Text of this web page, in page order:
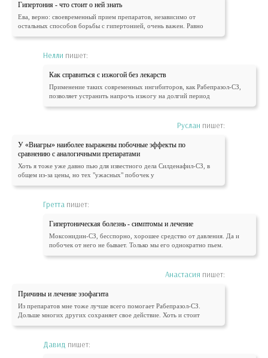
Гипертония - что стоит о ней знать
Ева, верно: своевременный прием препаратов, независимо от
остальных способов борьбы с гипертонией, очень важен. Равно
Нелли пишет:
Как справиться с изжогой без лекарств
Применение таких современных ингибиторов, как Рабепразол-СЗ,
позволяет устранить напрочь изжогу на долгий период
Руслан пишет:
У «Виагры» наиболее выражены побочные эффекты по
сравнению с аналогичными препаратами
Хоть я тоже уже давно пью для известного дела Силденафил-СЗ, в
общем из-за цены, но тех "ужасных" побочек у
Гретта пишет:
Гипертоническая болезнь - симптомы и лечение
Моксонидин-СЗ, бесспорно, хорошее средство от давления. Да и
побочек от него не бывает. Только мы его однократно пьем.
Анастасия пишет:
Причины и лечение эзофагита
Из препаратов мне тоже лучше всего помогает Рабепразол-СЗ.
Дольше многих других сохраняет свое действие. Хоть и стоит
Давид пишет: